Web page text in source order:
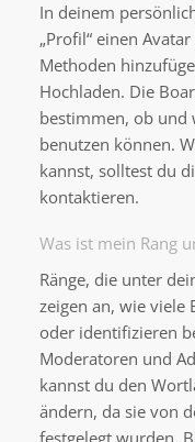
In deinem
„Profil“ einen
Methoden
Hochladen. Die
bestimmen, ob und
benutzen können.
kannst, solltest du
kontaktieren.
Was ist mein Rang
Ränge, die unter
zeigen an, wie viele
oder identifizieren
Moderatoren und
kannst du den
ändern, da sie von
festgelegt wurden.